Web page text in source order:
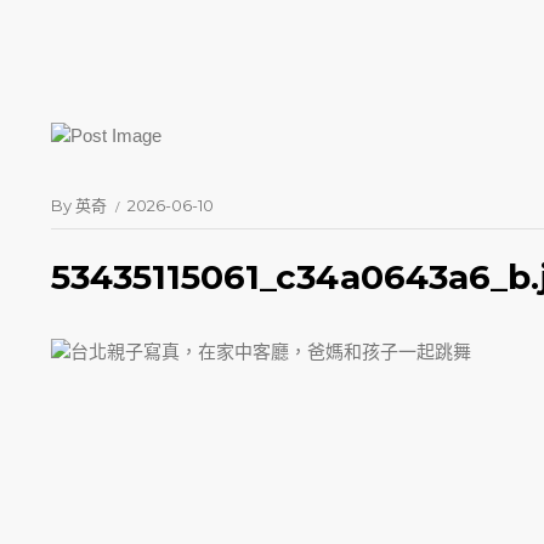
By英奇 2026-06-10